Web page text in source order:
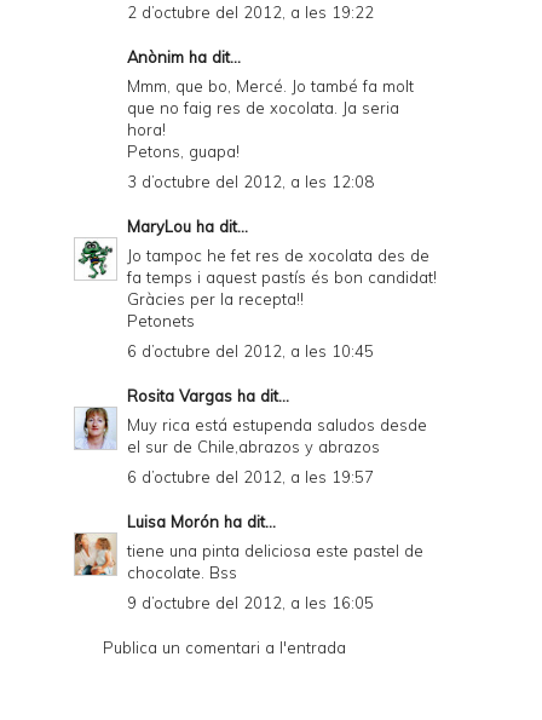
2 d’octubre del 2012, a les 19:22
Anònim ha dit...
Mmm, que bo, Mercé. Jo també fa molt
que no faig res de xocolata. Ja seria
hora!
Petons, guapa!
3 d’octubre del 2012, a les 12:08
MaryLou ha dit...
Jo tampoc he fet res de xocolata des de
fa temps i aquest pastís és bon candidat!
Gràcies per la recepta!!
Petonets
6 d’octubre del 2012, a les 10:45
Rosita Vargas ha dit...
Muy rica está estupenda saludos desde
el sur de Chile,abrazos y abrazos
6 d’octubre del 2012, a les 19:57
Luisa Morón ha dit...
tiene una pinta deliciosa este pastel de
chocolate. Bss
9 d’octubre del 2012, a les 16:05
Publica un comentari a l'entrada